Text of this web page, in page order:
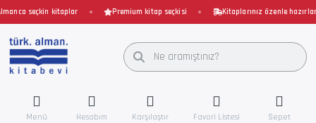
seçkin kitaplar Premium kitap seçkisi Kitaplarınız özenle
Menü Hesabım Karşılaştır Favori Listesi Sepet